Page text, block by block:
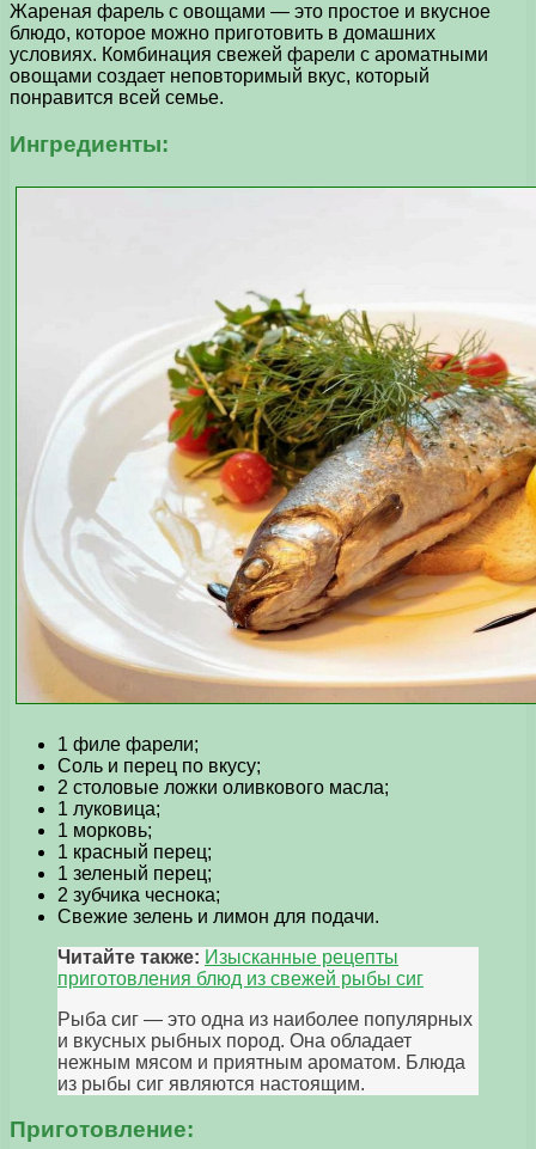
Жареная фарель с овощами — это простое и вкусное
блюдо, которое можно приготовить в домашних
условиях. Комбинация свежей фарели с ароматными
овощами создает неповторимый вкус, который
понравится всей семье.
Ингредиенты:
1 филе фарели;
Соль и перец по вкусу;
2 столовые ложки оливкового масла;
1 луковица;
1 морковь;
1 красный перец;
1 зеленый перец;
2 зубчика чеснока;
Свежие зелень и лимон для подачи.
Читайте также: Изысканные рецепты
приготовления блюд из свежей рыбы сиг
Рыба сиг — это одна из наиболее популярных
и вкусных рыбных пород. Она обладает
нежным мясом и приятным ароматом. Блюда
из рыбы сиг являются настоящим.
Приготовление: